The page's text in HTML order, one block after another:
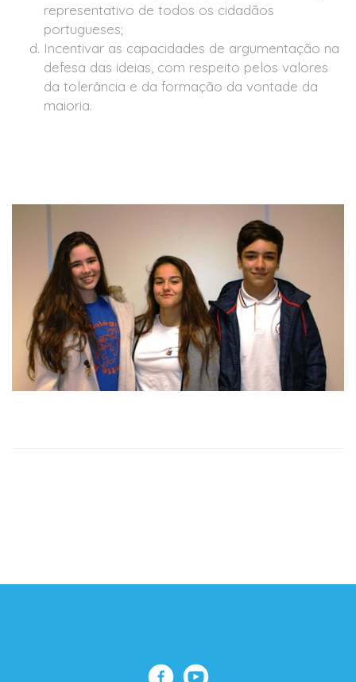
representativo de todos os cidadãos
portugueses;
Incentivar as capacidades de argumentação na
defesa das ideias, com respeito pelos valores
da tolerância e da formação da vontade da
maioria.